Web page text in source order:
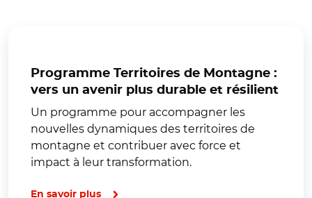
Programme Territoires de Montagne :
vers un avenir plus durable et résilient
Un programme pour accompagner les
nouvelles dynamiques des territoires de
montagne et contribuer avec force et
impact à leur transformation.
En savoir plus